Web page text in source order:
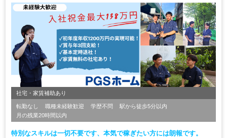
社宅・家賃補助あり
転勤なし 職種未経験歓迎 学歴不問
駅から徒歩5分以内
月の残業20時間以内
特別なスキルは一切不要です、本気で稼ぎたい方には朗報です。